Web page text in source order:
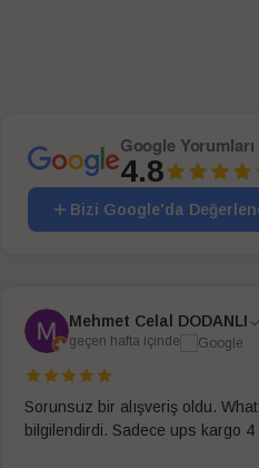
Google Yorumları
4.8
Bizi Google'da
Mehmet Celal DODANLI
geçen hafta içinde
Sorunsuz bir alışveriş oldu.
bilgilendirdi. Sadece ups kargo